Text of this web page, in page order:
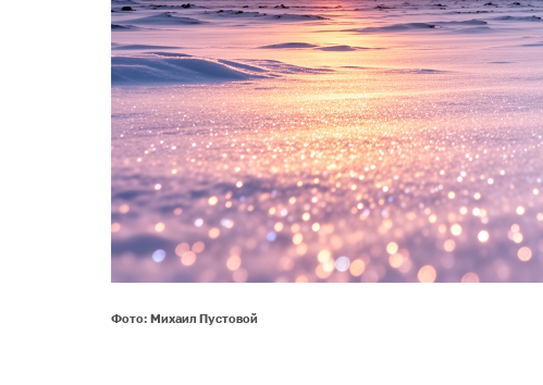
Фото: Михаил Пустовой